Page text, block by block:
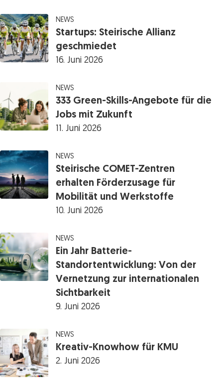
NEWS
Startups: Steirische Allianz
geschmiedet
16. Juni 2026
NEWS
333 Green-Skills-Angebote für die
Jobs mit Zukunft
11. Juni 2026
NEWS
Steirische COMET-Zentren
erhalten Förderzusage für
Mobilität und Werkstoffe
10. Juni 2026
NEWS
Ein Jahr Batterie-
Standortentwicklung: Von der
Vernetzung zur internationalen
Sichtbarkeit
9. Juni 2026
NEWS
Kreativ-Knowhow für KMU
2. Juni 2026